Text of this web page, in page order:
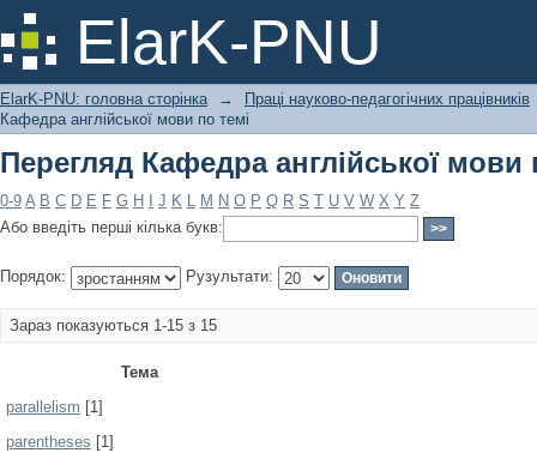
ElarK-PNU
Перегляд Кафедра англійської мови
ElarK-PNU: головна сторінка →
Праці науково-педагогічних працівників
Кафедра англійської мови по темі
Перегляд Кафедра англійської мови
0-9 A B C D E F G H J K L M N O P Q R S T U V W X Y Z
Або введіть перші кілька букв:
Порядок: Рузультати:
Зараз показуються 1-15 з 15
Тема
parallelism [1]
parentheses [1]